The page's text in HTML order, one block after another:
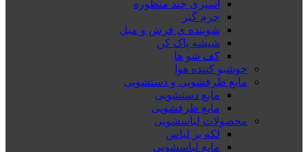
اسپری چند منظوره
جرم گیر
شوینده ی فرش و مبل
شیشه پاک کن
کف شو ها
خوشبو کننده هوا
مایع ظرفشویی و دستشویی
مایع دستشویی
مایع ظرفشویی
محصولات لباسشویی
لکه بر لباس
مایع لباسشویی